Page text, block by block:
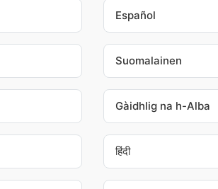
Español
Suomalainen
Gàidhlig na h-Alba
हिंदी